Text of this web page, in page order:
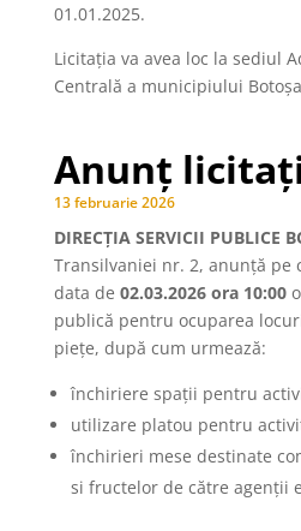
01.01.2025.
Licitaţia va avea loc la sediul
Centrală a municipiului
Anunț
13 februarie 2026
DIRECȚIA SERVICII PUBLICE
Transilvaniei nr. 2, anunţă pe
data de 02.03.2026 ora 10:00
publică pentru ocuparea
piețe, după cum urmează:
închiriere spații pentru
utilizare platou pentru
închirieri mese destinate
si fructelor de către agenții